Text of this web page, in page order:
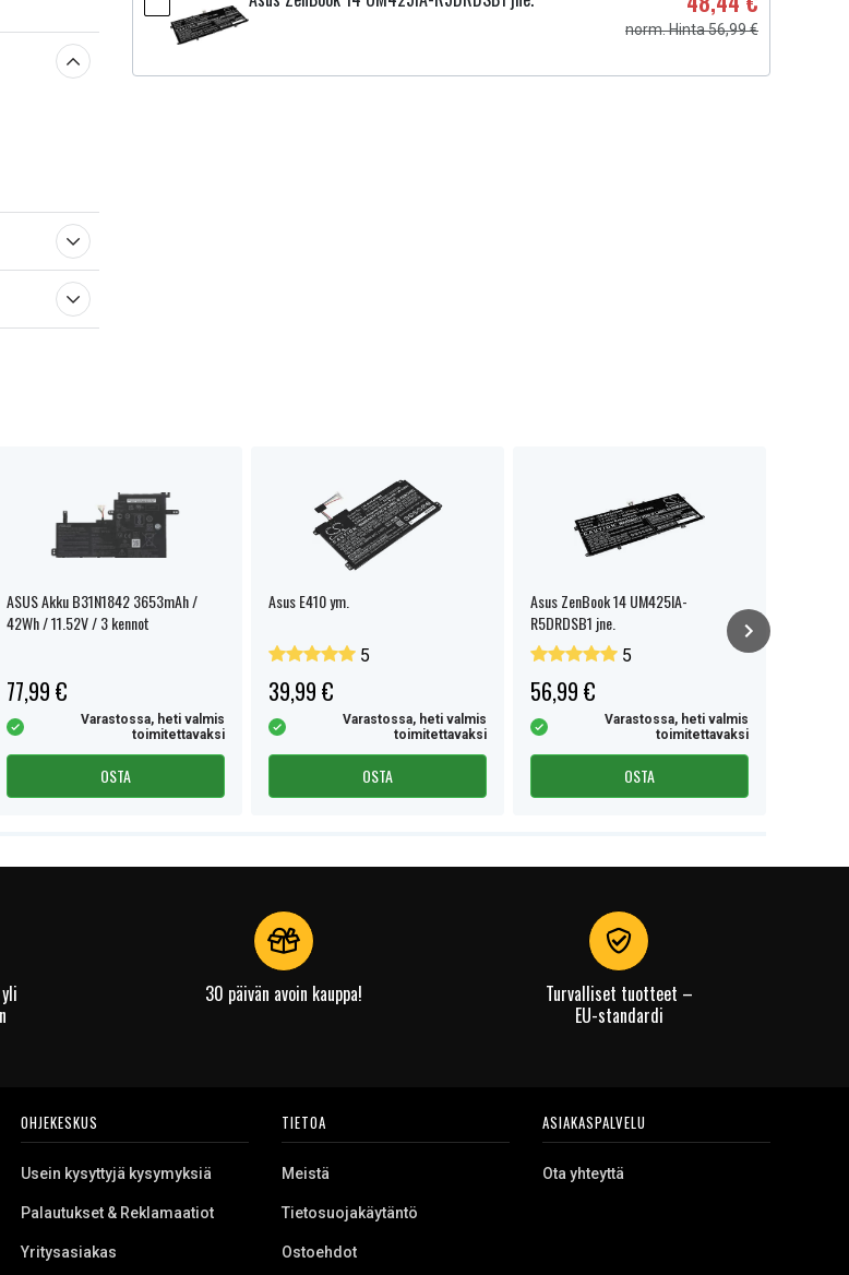
norm. Hinta 56,99 €
ASUS Akku B31N1842 3653mAh /
42Wh / 11.52V / 3 kennot
77,99 €
Varastossa, heti valmis
toimitettavaksi
OSTA
Asus E410 ym.
5
39,99 €
Varastossa, heti valmis
toimitettavaksi
OSTA
Asus ZenBook 14 UM425IA-
R5DRDSB1 jne.
5
56,99 €
Varastossa, heti valmis
toimitettavaksi
OSTA
30 päivän avoin kauppa!
Turvalliset tuotteet –
EU-standardi
OHJEKESKUS
Usein kysyttyjä kysymyksiä
Palautukset & Reklamaatiot
Yritysasiakas
TIETOA
Meistä
Tietosuojakäytäntö
Ostoehdot
ASIAKASPALVELU
Ota yhteyttä